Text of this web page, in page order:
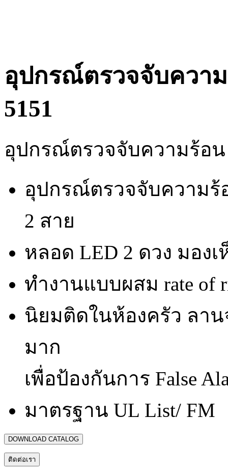
อุปกรณ์ตรวจจับความ
5151
อุปกรณ์ตรวจจับความร้อน
อุปกรณ์ตรวจจับความร้อ
2 สาย
หลอด LED 2 ดวง มอง
ทำงานแบบผสม rate of
นิยมติดในห้องครัว ลา
มาก
เพื่อป้องกันการ False
มาตรฐาน UL List/ FM
DOWNLOAD CATALOG
ติดต่อเรา